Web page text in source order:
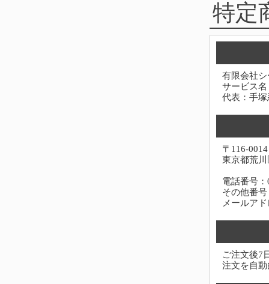
特定
有限会社シ
サービス
代表：手塚
〒116-0014
東京都荒
電話番号
その他番
メールア
ご注文後7
注文を自